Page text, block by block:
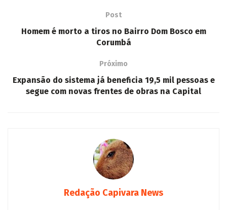
Post
Homem é morto a tiros no Bairro Dom Bosco em
Corumbá
Próximo
Expansão do sistema já beneficia 19,5 mil pessoas e
segue com novas frentes de obras na Capital
Redação Capivara News